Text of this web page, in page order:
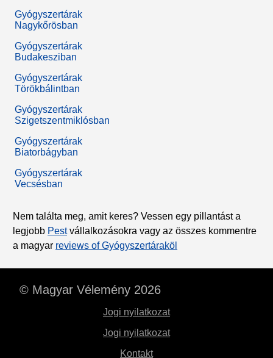
Gyógyszertárak
Nagykőrösban
Gyógyszertárak
Budakesziban
Gyógyszertárak
Törökbálintban
Gyógyszertárak
Szigetszentmiklósban
Gyógyszertárak
Biatorbágyban
Gyógyszertárak
Vecsésban
Nem találta meg, amit keres? Vessen egy pillantást a
legjobb Pestvállalkozásokra vagy az összes kommentre
a magyar reviews of Gyógyszertáraköl
© Magyar Vélemény 2026
Jogi nyilatkozat
Jogi nyilatkozat
Kontakt